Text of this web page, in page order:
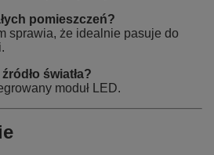
pomieszczeń?
sprawia, że idealnie pasuje do
światła?
moduł LED.